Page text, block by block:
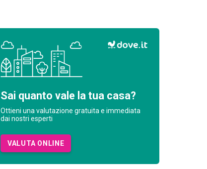
Sai quanto vale la tua casa?
Ottieni una valutazione gratuita e immediata
dai nostri esperti
VALUTA ONLINE